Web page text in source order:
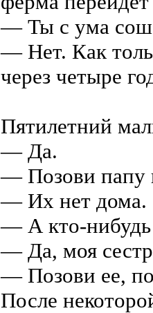
— Ты с ума
— Нет. Как
через четыре
Пятилетний
— Да.
— Позови папу
— Их нет дома.
— А кто-нибудь
— Да, моя
— Позови ее,
После